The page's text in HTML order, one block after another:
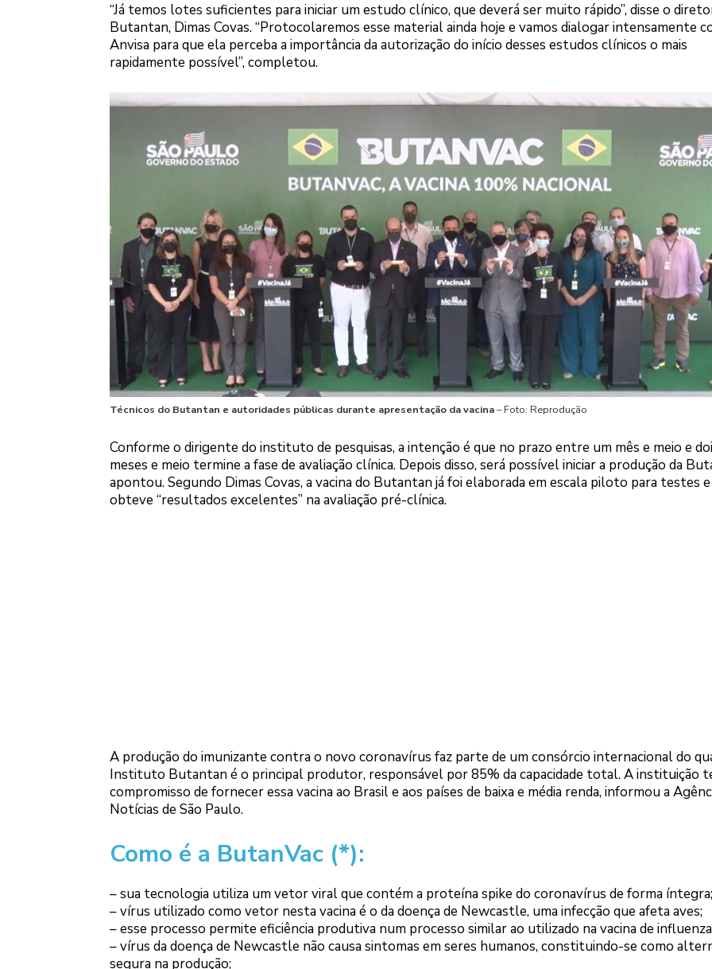
“Já temos lotes suficientes para iniciar um estudo clínico, que deverá ser muito rápido”, disse o
Butantan, Dimas Covas. “Protocolaremos esse material ainda hoje e vamos dialogar intensamente
Anvisa para que ela perceba a importância da autorização do início desses estudos clínicos o mais
rapidamente possível”, completou.
Técnicos do Butantan e autoridades públicas durante apresentação da vacina– Foto: Reprodução
Conforme o dirigente do instituto de pesquisas, a intenção é que no prazo entre um mês e meio e
meses e meio termine a fase de avaliação clínica. Depois disso, será possível iniciar a produção da
apontou. Segundo Dimas Covas, a vacina do Butantan já foi elaborada em escala piloto para testes e
obteve “resultados excelentes” na avaliação pré-clínica.
A produção do imunizante contra o novo coronavírus faz parte de um consórcio internacional do
Instituto Butantan é o principal produtor, responsável por 85% da capacidade total. A instituição
compromisso de fornecer essa vacina ao Brasil e aos países de baixa e média renda, informou a
Notícias de São Paulo.
Como é a ButanVac (*):
– sua tecnologia utiliza um vetor viral que contém a proteína spike do coronavírus de forma íntegra;
– vírus utilizado como vetor nesta vacina é o da doença de Newcastle, uma infecção que afeta aves;
– esse processo permite eficiência produtiva num processo similar ao utilizado na vacina de
– vírus da doença de Newcastle não causa sintomas em seres humanos, constituindo-se como
segura na produção;